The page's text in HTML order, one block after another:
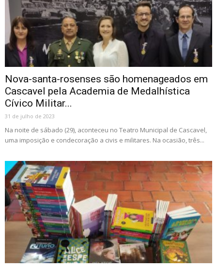
Nova-santa-rosenses são homenageados em
Cascavel pela Academia de Medalhística
Cívico Militar...
31 de julho de 2023
Na noite de sábado (29), aconteceu no Teatro Municipal de Cascavel,
uma imposição e condecoração a civis e militares. Na ocasião, três...